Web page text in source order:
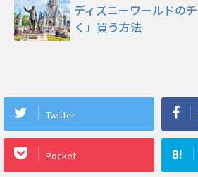
ディズニーワールドの
く」買う方法
Twitter
Pocket B!